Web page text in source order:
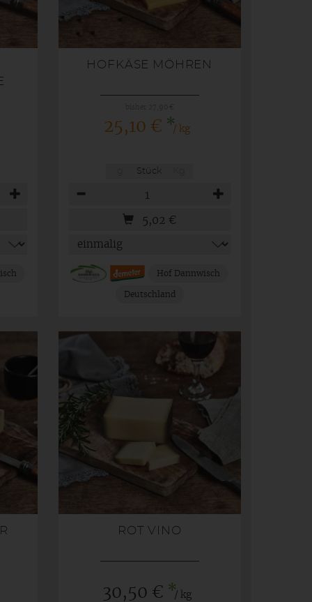
HOFKÄSE MÖHREN
25,10 € */ kg
Stück
5,02 €
Hof Dannwisch
Deutschland
ROT VINO
30,50 € */ kg